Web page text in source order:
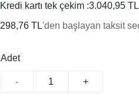
Kredi kartı tek çekim :3.040,95 TL
298,76 TL'den başlayan taksit
Adet
- +